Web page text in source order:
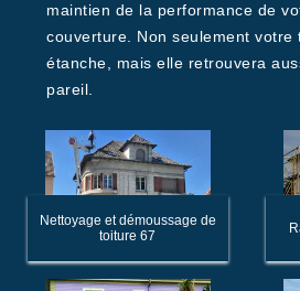
maintien de la performance de
couverture. Non seulement votre
étanche, mais elle retrouvera
pareil.
Nettoyage et démoussage de
toiture 67